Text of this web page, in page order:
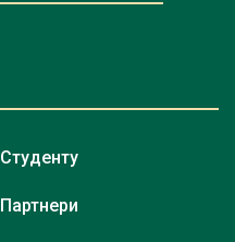
Студенту
Партнери